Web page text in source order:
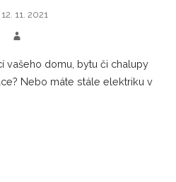
12. 11. 2021
vašeho domu, bytu či chalupy
Nebo máte stále elektriku v